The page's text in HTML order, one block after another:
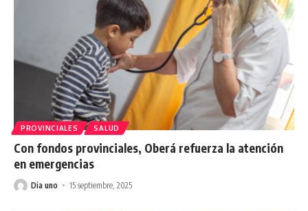
PROVINCIALES SALUD
Con fondos provinciales, Oberá refuerza la atención
en emergencias
Dia uno 15 septiembre, 2025